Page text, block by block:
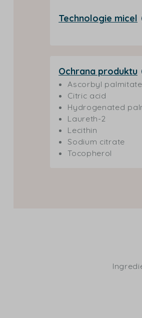
Technologie micel
Ochrana produktu
Ascorbyl palmitate
Citric acid
Hydrogenated
Laureth-2
Lecithin
Sodium citrate
Tocopherol